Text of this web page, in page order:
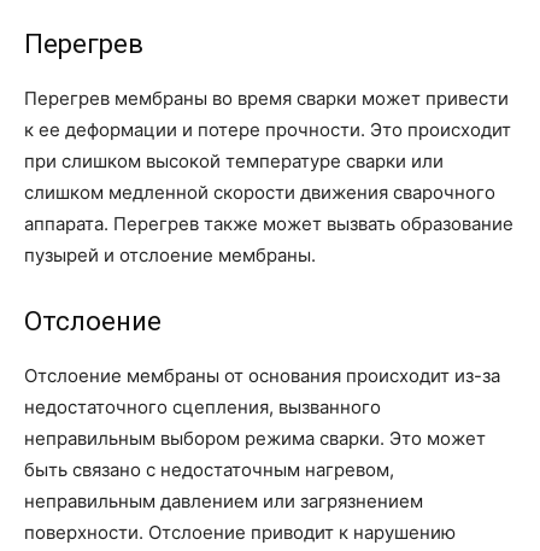
Перегрев
Перегрев мембраны во время сварки может привести
к ее деформации и потере прочности. Это происходит
при слишком высокой температуре сварки или
слишком медленной скорости движения сварочного
аппарата. Перегрев также может вызвать образование
пузырей и отслоение мембраны.
Отслоение
Отслоение мембраны от основания происходит из-за
недостаточного сцепления, вызванного
неправильным выбором режима сварки. Это может
быть связано с недостаточным нагревом,
неправильным давлением или загрязнением
поверхности. Отслоение приводит к нарушению